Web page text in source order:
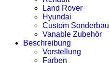
Land Rover
Hyundai
Custom Sonderbau
Vanable Zubehör
Beschreibung
Vorstellung
Farben